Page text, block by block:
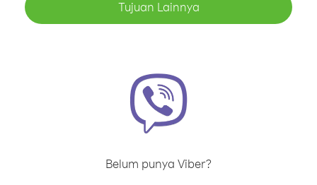
Tujuan Lainnya
Belum punya Viber?